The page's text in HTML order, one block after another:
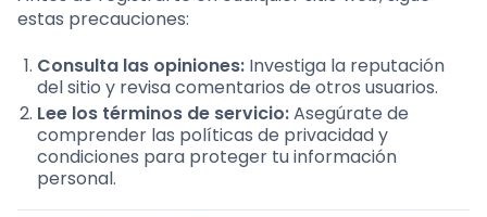
estas precauciones:
Consulta las opiniones: Investiga la reputación
del sitio y revisa comentarios de otros usuarios.
Lee los términos de servicio:Asegúrate de
comprender las políticas de privacidad y
condiciones para proteger tu información
personal.